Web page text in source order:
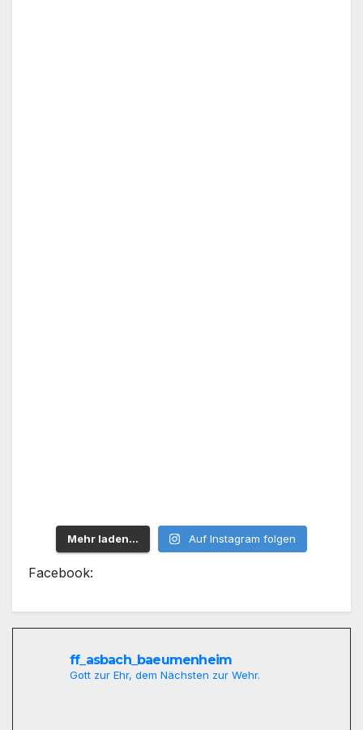
Mehr laden… Auf Instagram folgen
Facebook:
ff_asbach_baeumenheim
Gott zur Ehr, dem Nächsten zur Wehr.